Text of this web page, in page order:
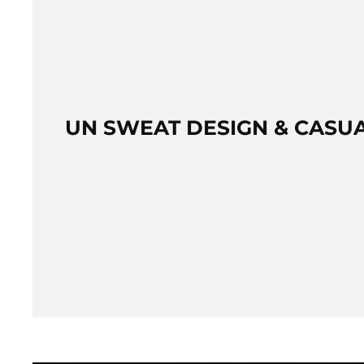
UN SWEAT DESIGN &